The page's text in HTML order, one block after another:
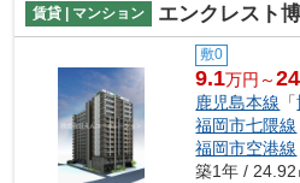
賃貸 | マンション エンクレスト
敷0
9.1万円～
鹿児島本線 「
福岡市七隈線
福岡市空港線
築1年 /